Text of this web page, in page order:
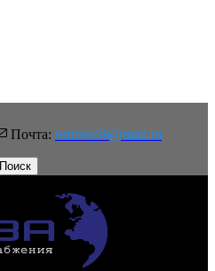
Почта: osnova38@mail.ru
Поиск